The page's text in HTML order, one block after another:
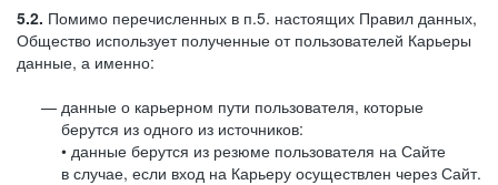
5.2. Помимо перечисленных в п.5. настоящих Правил данных,
Общество использует полученные от пользователей Карьеры
данные, а именно:
данные о карьерном пути пользователя, которые
берутся из одного из источников:
• данные берутся из резюме пользователя на Сайте
в случае, если вход на Карьеру осуществлен через Сайт.